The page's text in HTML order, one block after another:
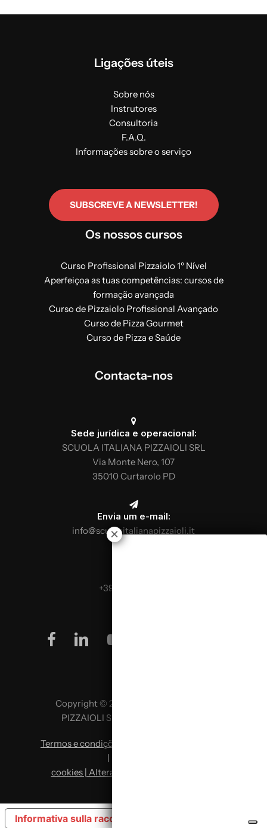
Ligações úteis
Sobre nós
Instrutores
Consultoria
F.A.Q.
Informações sobre o serviço
SUBSCREVE A NEWSLETTER!
Os nossos cursos
Curso Profissional Pizzaiolo 1º Nível
Aperfeiçoa as tuas competências: cursos de
formação avançada
Curso de Pizzaiolo Profissional Avançado
Curso de Pizza Gourmet
Curso de Pizza e Saúde
Contacta-nos
Sede jurídica e operacional:
SCUOLA ITALIANA PIZZAIOLI SRL
Via Monte Nero, 107
35010 Curtarolo PD
Envia um e-mail:
info@scuolaitalianapizzaioli.it
+39 0499624665
facebook
linkedinyoutube
Copyright © 2026 SCUOLA ITALIANA
PIZZAIOLI SRL P. IVA 02957980341
Termos e condições
cookies | Alterar preferências de cookies
Informativa sulla raccolta